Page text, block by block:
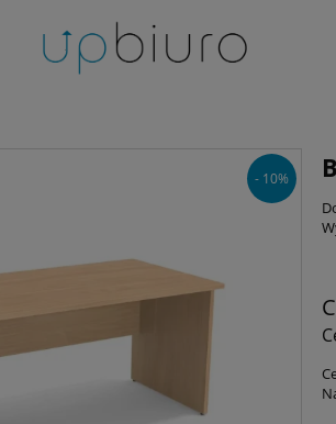
- 10%